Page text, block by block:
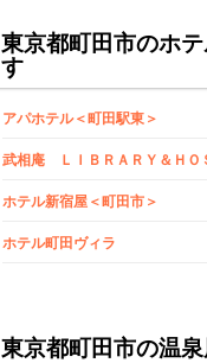
東京都町田市のホ
す
アパホテル＜町田駅東＞
武相庵 ＬＩＢＲＡＲＹ＆ＨＯ
ホテル新宿屋＜町田市＞
ホテル町田ヴィラ
東京都町田市の温